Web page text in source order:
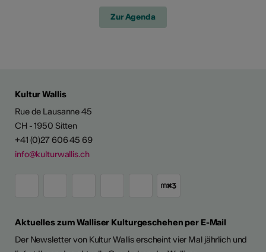
Zur Agenda
Kultur Wallis
Rue de Lausanne 45
CH - 1950 Sitten
+41 (0)27 606 45 69
info@kulturwallis.ch
Aktuelles zum Walliser Kulturgeschehen per E-Mail
Der Newsletter von Kultur Wallis erscheint vier Mal jährlich und